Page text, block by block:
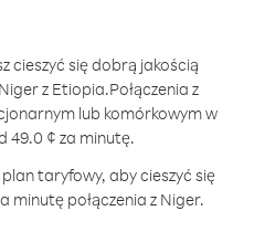
cieszyć się dobrą jakością
z Etiopia.Połączenia z
lub komórkowym w
49.0 ¢ za minutę.
taryfowy, aby cieszyć się
minutę połączenia z Niger.